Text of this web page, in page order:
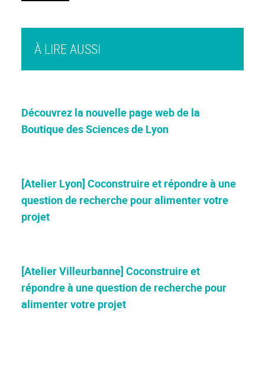
À LIRE AUSSI
Découvrez la nouvelle page web de la
Boutique des Sciences de Lyon
[Atelier Lyon] Coconstruire et répondre à une
question de recherche pour alimenter votre
projet
[Atelier Villeurbanne] Coconstruire et
répondre à une question de recherche pour
alimenter votre projet